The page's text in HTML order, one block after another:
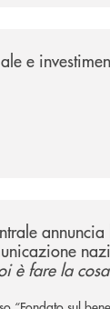
e
annuncia
è fare la